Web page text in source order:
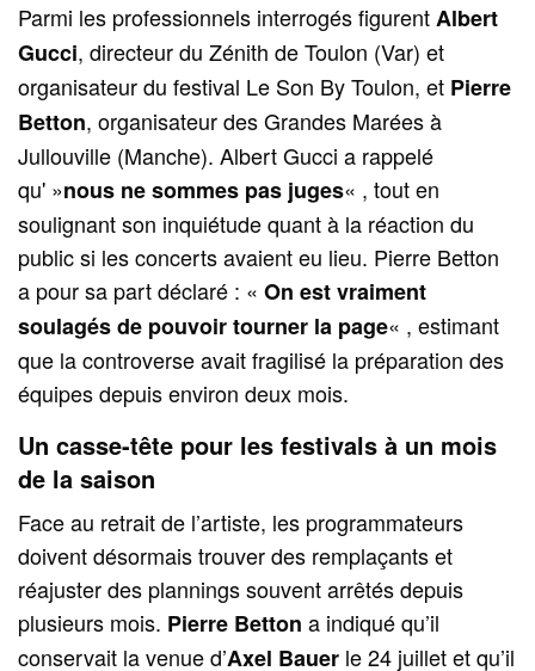
Parmi les professionnels interrogés figurentAlbert
Gucci, directeur du Zénith de Toulon (Var) et
organisateur du festival Le Son By Toulon, et Pierre
Betton, organisateur des Grandes Marées à
Jullouville (Manche). Albert Gucci a rappelé
qu' »nous ne sommes pas juges« , tout en
soulignant son inquiétude quant à la réaction du
public si les concerts avaient eu lieu. Pierre Betton
a pour sa part déclaré : «On est vraiment
soulagés de pouvoir tourner la page« , estimant
que la controverse avait fragilisé la préparation des
équipes depuis environ deux mois.
Un casse-tête pour les festivals à un mois
de la saison
Face au retrait de l’artiste, les programmateurs
doivent désormais trouver des remplaçants et
réajuster des plannings souvent arrêtés depuis
plusieurs mois. Pierre Betton a indiqué qu’il
conservait la venue d’Axel Bauer le 24 juillet et qu’il